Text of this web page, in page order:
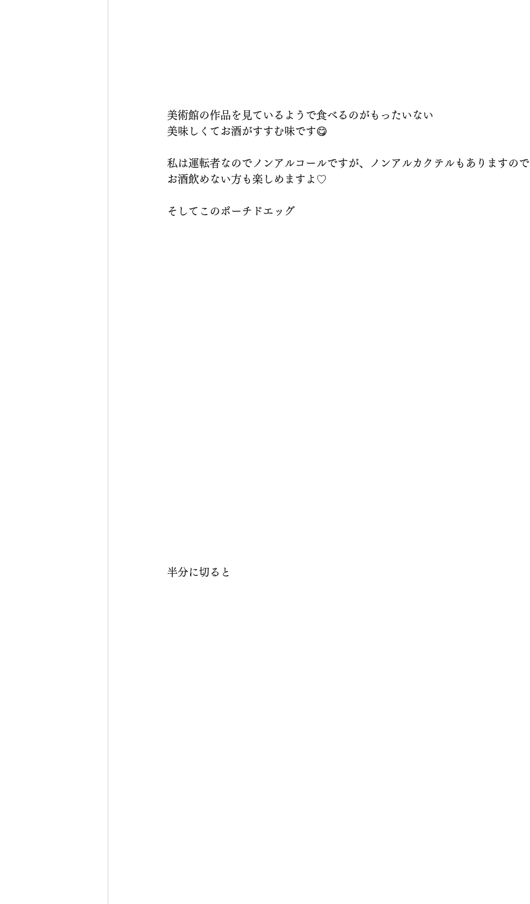
美術館の作品を見ているようで食べるのがもったいない
美味しくてお酒がすすむ味です😋
私は運転者なのでノンアルコールですが、ノンアルカクテルもありますので
お酒飲めない方も楽しめますよ♡
そしてこのポーチドエッグ
半分に切ると